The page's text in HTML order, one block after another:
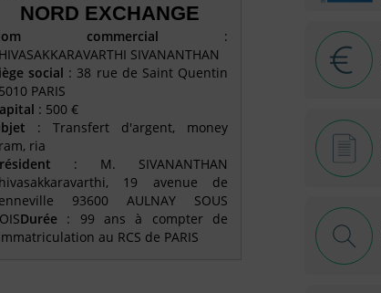
NORD EXCHANGE
commercial :
SIVANANTHAN
social : 38 rue de Saint Quentin
PARIS
: 500 €
: Transfert d'argent, money
ria
: M. SIVANANTHAN
19 avenue de
93600 AULNAY SOUS
Durée : 99 ans à compter de
au RCS de PARIS